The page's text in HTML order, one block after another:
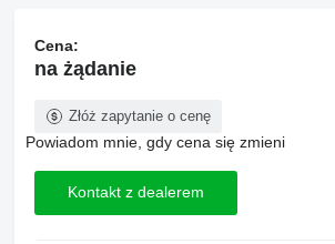
Cena:
na żądanie
Złóż zapytanie o cenę
Powiadom mnie, gdy cena się zmieni
Kontakt z dealerem